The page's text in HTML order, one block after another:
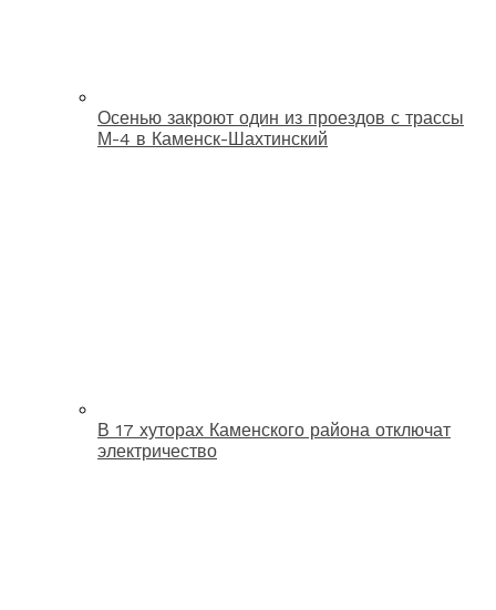
Осенью закроют один из проездов с трассы
М-4 в Каменск-Шахтинский
В 17 хуторах Каменского района отключат
электричество